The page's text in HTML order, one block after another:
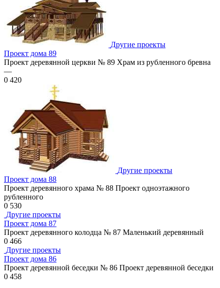
Другие проекты
Проект дома 89
Проект деревянной церкви № 89 Храм из рубленного бревна
—
0 420
Другие проекты
Проект дома 88
Проект деревянного храма № 88 Проект одноэтажного
рубленного
0 530
Другие проекты
Проект дома 87
Проект деревянного колодца № 87 Маленький деревянный
0 466
Другие проекты
Проект дома 86
Проект деревянной беседки № 86 Проект деревянной беседки
0 458